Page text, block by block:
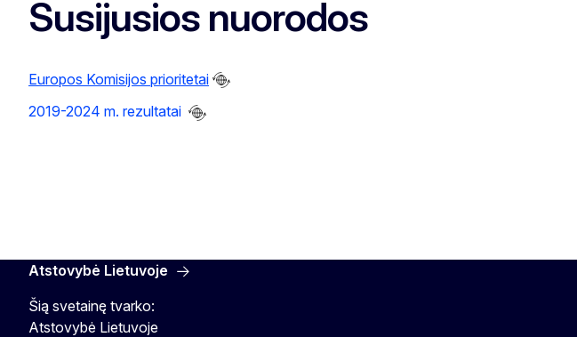
Susijusios nuorodos
Europos Komisijos prioritetai
2019-2024 m. rezultatai
Atstovybė Lietuvoje
Šią svetainę tvarko:
Atstovybė Lietuvoje